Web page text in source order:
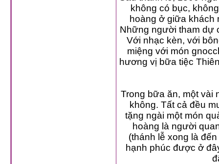
không có bục, không
hoàng ở giữa khách
Những người tham dự cho
Với nhạc kèn, với bông hoa,
miệng với món gnocchis và
hương vị bữa tiệc Thiên đàng theo lời Đức
Trong bữa ăn, một vài
không. Tất cả đều
tặng ngài một món quà.
hoàng là người quan
(thánh lễ xong là đến giờ
hạnh phúc được ở đây, thoải mái